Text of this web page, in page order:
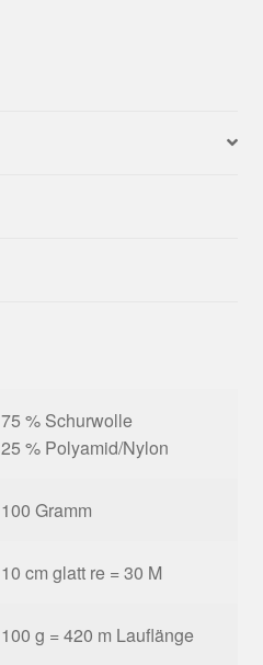
75 % Schurwolle
25 % Polyamid/Nylon
100 Gramm
10 cm glatt re = 30 M
100 g = 420 m Lauflänge